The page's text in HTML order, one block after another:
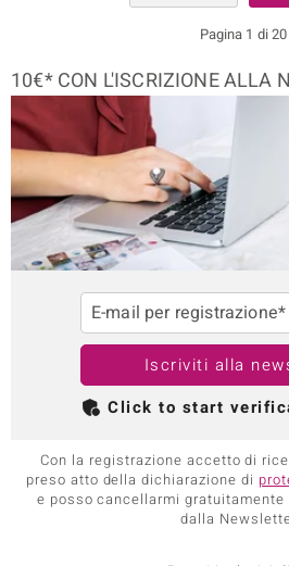
Pagina 1 di 20
10€* CON L'ISCRIZIONE ALLA
E-mail per registrazione*
Iscriviti alla
Click to start
Con la registrazione accetto di
preso atto della dichiarazione di
e posso cancellarmi gratuitamente
dalla